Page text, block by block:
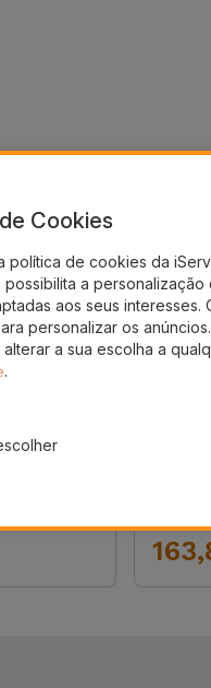
Cookies
política de cookies da
a
aos seus
personalizar os
a sua escolha a
.